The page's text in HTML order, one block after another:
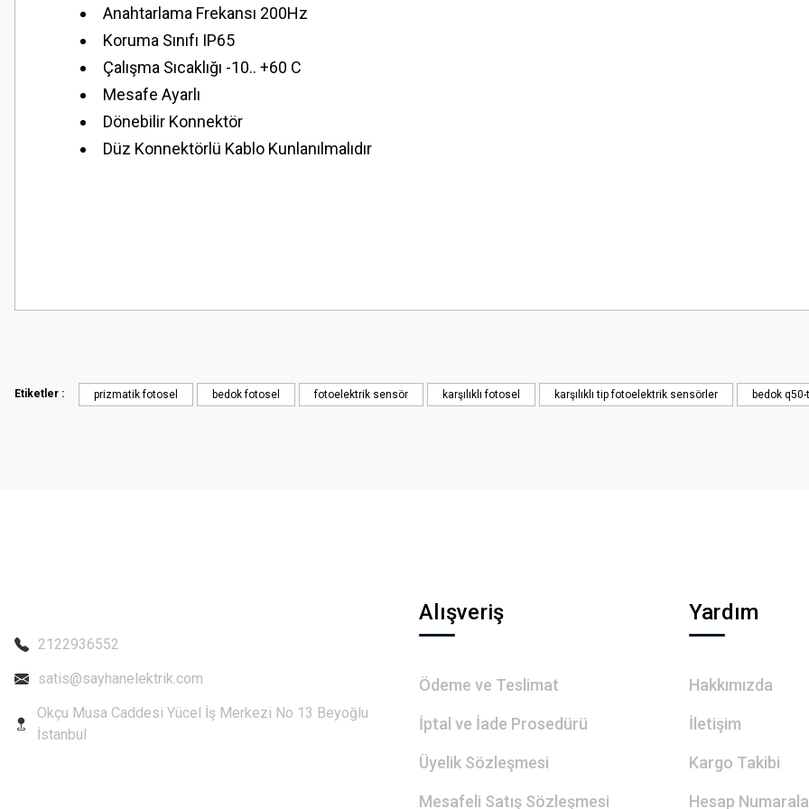
Anahtarlama Frekansı 200Hz
Koruma Sınıfı IP65
Çalışma Sıcaklığı -10.. +60 C
Mesafe Ayarlı
Dönebilir Konnektör
Düz Konnektörlü Kablo Kunlanılmalıdır
Görüş ve önerileriniz için teşekkür ederiz.
Ürün bilgilerinde hatalar bulunuyor.
Etiketler : prizmatik fotosel bedok fotosel fotoelektrik sensör karşılıklı fotosel karşılıklı tip fotoelektrik sensörler bedok
2122936552
satis@sayhanelektrik.com
Okçu Musa Caddesi Yücel İş Merkezi No 13 Beyoğlu
İstanbul
Alışveriş
Ödeme ve Teslimat
İptal ve İade Prosedürü
Üyelik Sözleşmesi
Mesafeli Satış Sözleşmesi
Yardım
Hakkımızda
İletişim
Kargo Takibi
Hesap